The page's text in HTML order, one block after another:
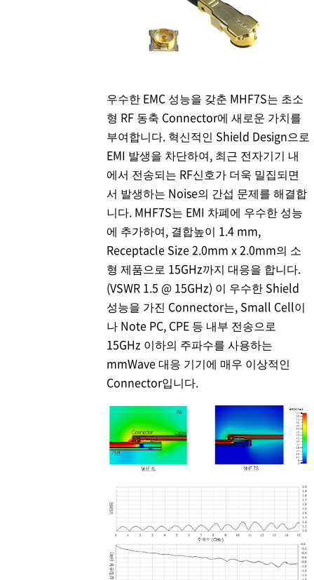
우수한 EMC 성능을 갖춘 MHF7S는 초소
형 RF 동축 Connector에 새로운 가치를
부여합니다. 혁신적인 Shield Design으로
EMI 발생을 차단하여, 최근 전자기기 내
에서 전송되는 RF신호가 더욱 밀집되면
서 발생하는 Noise의 간섭 문제를 해결합
니다. MHF7S는 EMI 차폐에 우수한 성능
에 추가하여, 결합높이 1.4 mm,
Receptacle Size 2.0mm x 2.0mm의 소
형 제품으로 15GHz까지 대응을 합니다.
(VSWR 1.5 @ 15GHz) 이 우수한 Shield
성능을 가진 Connector는, Small Cell이
나 Note PC, CPE 등 내부 전송으로
15GHz 이하의 주파수를 사용하는
mmWave 대응 기기에 매우 이상적인
Connector입니다.